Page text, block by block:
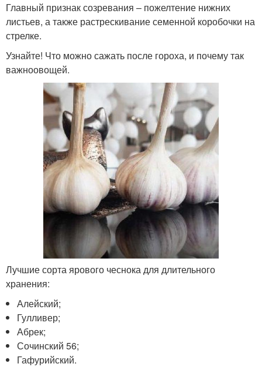
Главный признак созревания – пожелтение нижних
листьев, а также растрескивание семенной коробочки на
стрелке.
Узнайте! Что можно сажать после гороха, и почему так
важноовощей.
Лучшие сорта ярового чеснока для длительного
хранения:
Алейский;
Гулливер;
Абрек;
Сочинский 56;
Гафурийский.